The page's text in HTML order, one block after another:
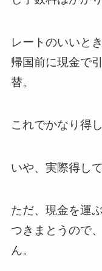
レートのいいと
帰国前に現金で
替。
これでかなり得
いや、実際得し
ただ、現金を運
つきまとうので
ん。